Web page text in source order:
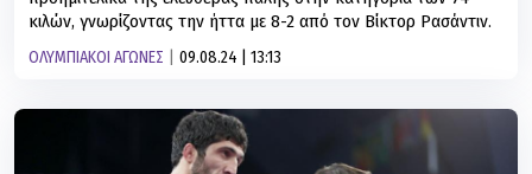
κιλών, γνωρίζοντας την ήττα με 8-2 από τον Βίκτορ Ρασάντιν.
ΟΛΥΜΠΙΑΚΟΙ ΑΓΩΝΕΣ 09.08.24 | 13:13